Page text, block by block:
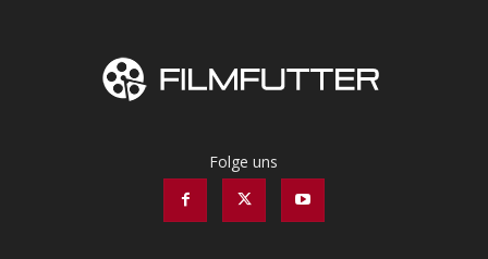
Folge uns